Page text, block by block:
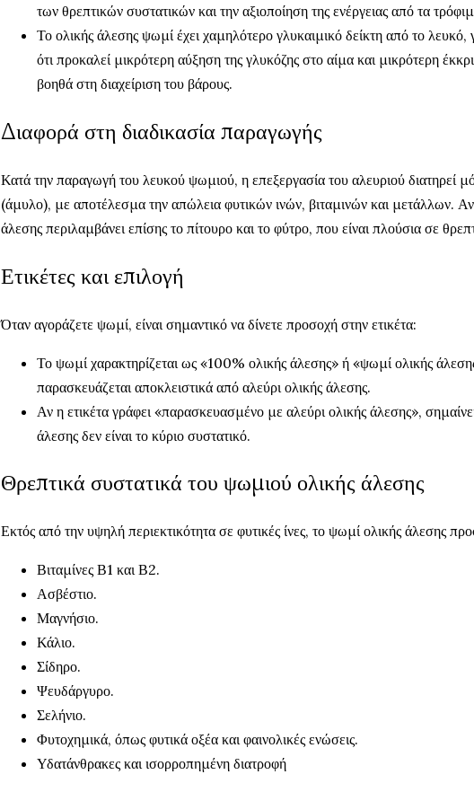
των θρεπτικών συστατικών και την αξιοποίηση της ενέργειας από τα
Το ολικής άλεσης ψωμί έχει χαμηλότερο γλυκαιμικό δείκτη από το λευκό,
ότι προκαλεί μικρότερη αύξηση της γλυκόζης στο αίμα και μικρότερη
βοηθά στη διαχείριση του βάρους.
Διαφορά στη διαδικασία παραγωγής
Κατά την παραγωγή του λευκού ψωμιού, η επεξεργασία του αλευριού διατηρεί
(άμυλο), με αποτέλεσμα την απώλεια φυτικών ινών, βιταμινών και μετάλλων.
άλεσης περιλαμβάνει επίσης το πίτουρο και το φύτρο, που είναι πλούσια σε
Ετικέτες και επιλογή
Όταν αγοράζετε ψωμί, είναι σημαντικό να δίνετε προσοχή στην ετικέτα:
Το ψωμί χαρακτηρίζεται ως «100% ολικής άλεσης» ή «ψωμί ολικής
παρασκευάζεται αποκλειστικά από αλεύρι ολικής άλεσης.
Αν η ετικέτα γράφει «παρασκευασμένο με αλεύρι ολικής άλεσης»,
άλεσης δεν είναι το κύριο συστατικό.
Θρεπτικά συστατικά του ψωμιού ολικής άλεσης
Εκτός από την υψηλή περιεκτικότητα σε φυτικές ίνες, το ψωμί ολικής άλεσης
Βιταμίνες Β1 και Β2.
Ασβέστιο.
Μαγνήσιο.
Κάλιο.
Σίδηρο.
Ψευδάργυρο.
Σελήνιο.
Φυτοχημικά, όπως φυτικά οξέα και φαινολικές ενώσεις.
Υδατάνθρακες και ισορροπημένη διατροφή